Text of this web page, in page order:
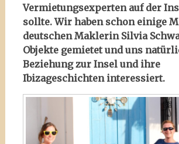
Vermietungsexperten auf der
sollte. Wir haben schon einige
deutschen Maklerin Silvia
Objekte gemietet und uns
Beziehung zur Insel und ihre
Ibizageschichten interessiert.